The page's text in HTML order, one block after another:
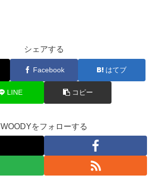
シェアする
Facebook はてブ
LINE コピー
WOODYをフォローする